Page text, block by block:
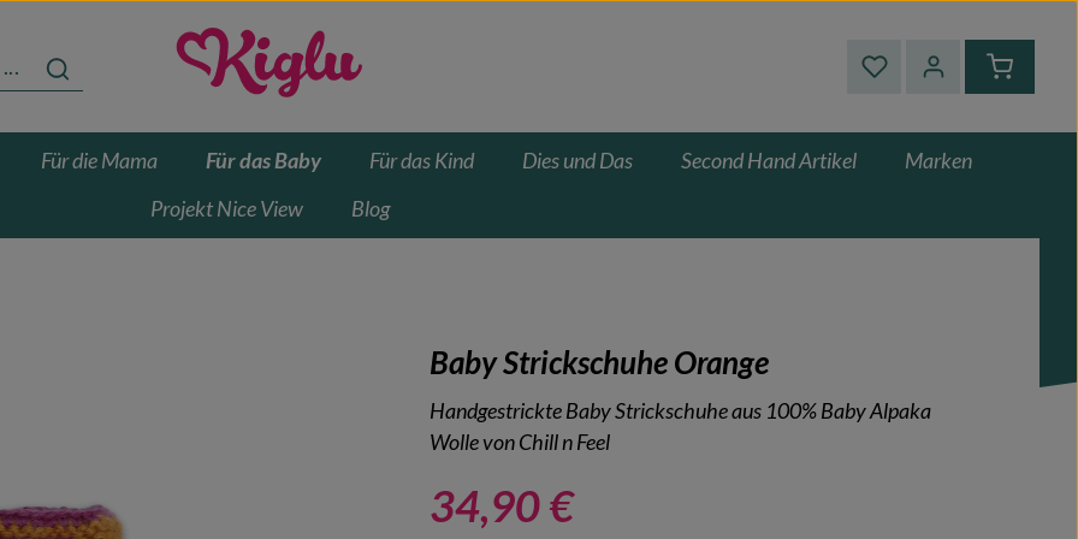
Du hast 0 Produkte auf
Für die Mama Für das Baby Für das Kind Dies und Das Second Hand Artikel
Marken
Projekt Nice View
Blog
Baby Strickschuhe Orange
Handgestrickte Baby Strickschuhe aus 100% Baby Alpaka
Wolle von Chill n Feel
34,90 €